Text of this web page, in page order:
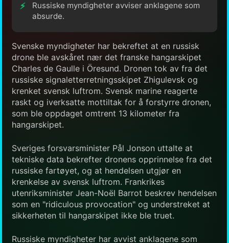
Russiske myndigheter avviser anklagene som
absurde.
Svenske myndigheter har bekreftet at en russisk
drone ble avskåret nær det franske hangarskipet
Charles de Gaulle i Öresund. Dronen tok av fra det
russiske signaletterretningsskipet Zhigulevsk og
krenket svensk luftrom. Svensk marine reagerte
raskt og iverksatte mottiltak for å forstyrre dronen,
som ble oppdaget omtrent 13 kilometer fra
hangarskipet.
Sveriges forsvarsminister Pål Jonson uttalte at
tekniske data bekrefter dronens opprinnelse fra det
russiske fartøyet, og at hendelsen utgjør en
krenkelse av svensk luftrom. Frankrikes
utenriksminister Jean-Noël Barrot beskrev hendelsen
som en "ridiculous provocation" og understreket at
sikkerheten til hangarskipet ikke ble truet.
Russiske myndigheter har avvist anklagene som